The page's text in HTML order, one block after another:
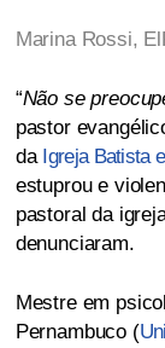
Marina Rossi,
“Não se
pastor
da Igreja Batista
estuprou e
pastoral da
denunciaram.
Mestre em
Pernambuco (